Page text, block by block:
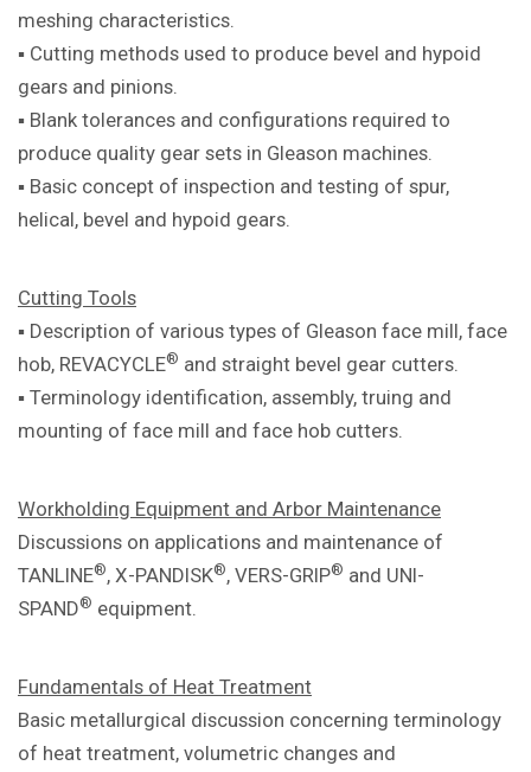
meshing characteristics.
▪ Cutting methods used to produce bevel and hypoid
gears and pinions.
▪ Blank tolerances and configurations required to
produce quality gear sets in Gleason machines.
▪ Basic concept of inspection and testing of spur,
helical, bevel and hypoid gears.
Cutting Tools
▪ Description of various types of Gleason face mill, face
hob, REVACYCLE® and straight bevel gear cutters.
▪ Terminology identification, assembly, truing and
mounting of face mill and face hob cutters.
Workholding Equipment and Arbor Maintenance
Discussions on applications and maintenance of
TANLINE®, X-PANDISK®, VERS-GRIP® and UNI-
SPAND® equipment.
Fundamentals of Heat Treatment
Basic metallurgical discussion concerning terminology
of heat treatment, volumetric changes and